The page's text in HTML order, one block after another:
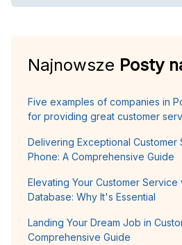
Najnowsze Posty
Five examples of companies in
for providing great customer
Delivering Exceptional
Phone: A Comprehensive Guide
Elevating Your Customer
Database: Why It's Essential
Landing Your Dream Job in
Comprehensive Guide